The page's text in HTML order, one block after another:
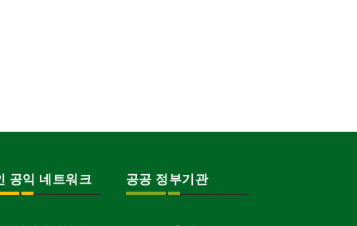
공익 네트워크 공공 정부기관